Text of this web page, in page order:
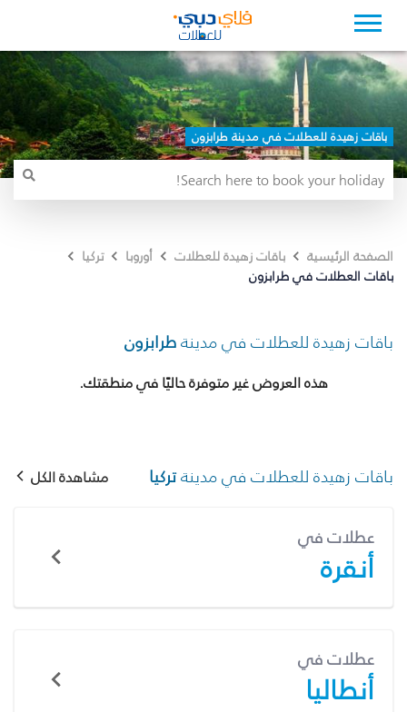
باقات زهيدة للعطلات في مدينة طرابزون
الصفحة الرئيسية باقات زهيدة للعطلات أوروبا
تركيا
باقات العطلات في طرابزون
باقات زهيدة للعطلات في مدينةطرابزون
هذه العروض غير متوفرة حاليًا في منطقتك.
باقات زهيدة للعطلات في مدينةتركيا مشاهدة الكل
عطلات في
أنقرة
عطلات في
أنطاليا